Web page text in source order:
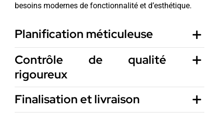
besoins modernes de fonctionnalité et d’esthétique.
Planification méticuleuse
Contrôle de qualité
rigoureux
Finalisation et livraison